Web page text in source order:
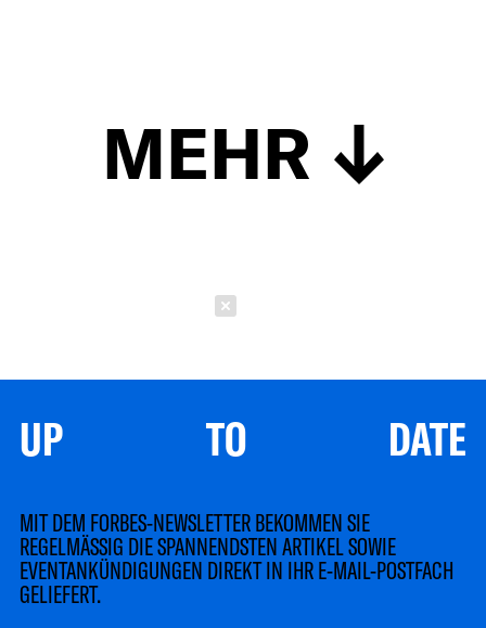
MEHR
UP TO DATE
MIT DEM FORBES-NEWSLETTER BEKOMMEN SIE
REGELMÄSSIG DIE SPANNENDSTEN ARTIKEL SOWIE
EVENTANKÜNDIGUNGEN DIREKT IN IHR E-MAIL-POSTFACH
GELIEFERT.